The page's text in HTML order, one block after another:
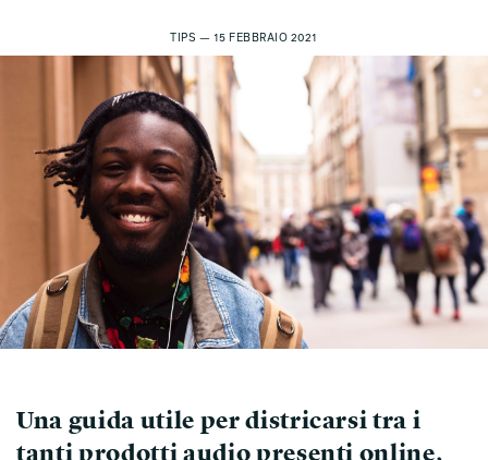
TIPS — 15 FEBBRAIO 2021
Una guida utile per districarsi tra i
tanti prodotti audio presenti online,